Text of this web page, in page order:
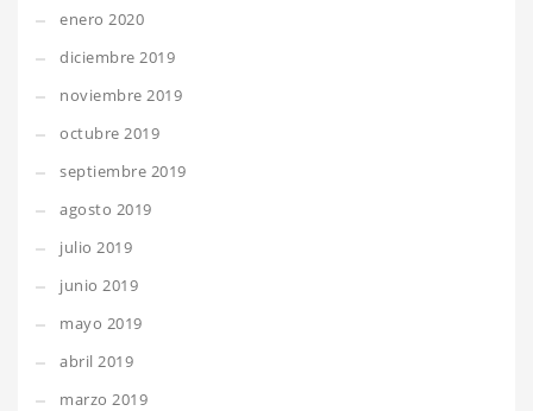
enero 2020
diciembre 2019
noviembre 2019
octubre 2019
septiembre 2019
agosto 2019
julio 2019
junio 2019
mayo 2019
abril 2019
marzo 2019